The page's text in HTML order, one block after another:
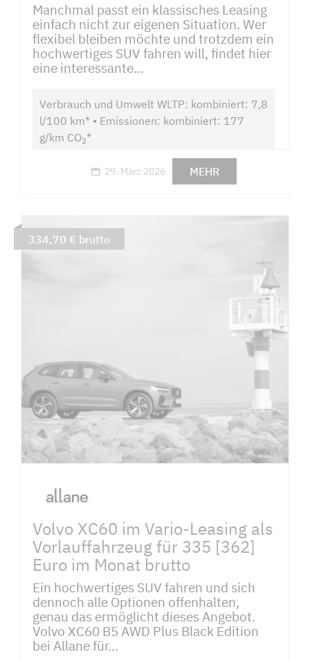
Manchmal passt ein klassisches Leasing
einfach nicht zur eigenen Situation. Wer
flexibel bleiben möchte und trotzdem ein
hochwertiges SUV fahren will, findet hier
eine interessante...
Verbrauch und Umwelt WLTP: kombiniert: 7,8
l/100 km* • Emissionen: kombiniert: 177
g/km CO2*
29. März 2026 MEHR
Volvo XC60 im Vario-Leasing als
Vorlauffahrzeug für 335 [362]
Euro im Monat brutto
Ein hochwertiges SUV fahren und sich
dennoch alle Optionen offenhalten,
genau das ermöglicht dieses Angebot.
Volvo XC60 B5 AWD Plus Black Edition
bei Allane für...
334,70 € brutto